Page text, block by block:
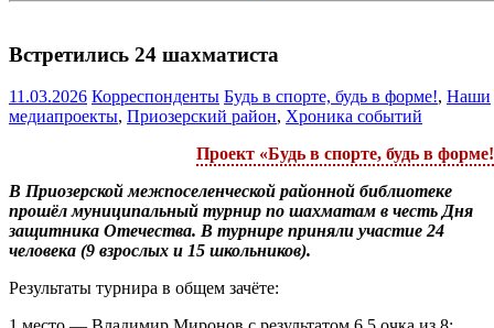
Встретились 24 шахматиста
11.03.2026 Корреспонденты Будь в спорте, будь в форме!, Наши
медиапроекты, Приозерский район, Хроника событий
Проект «Будь в спорте, будь в
В Приозерской межпоселенческой районной библиотеке
прошёл муниципальный турнир по шахматам в честь Дня
защитника Отечества. В турнире приняли участие 24
человека (9 взрослых и 15 школьников).
Результаты турнира в общем зачёте: